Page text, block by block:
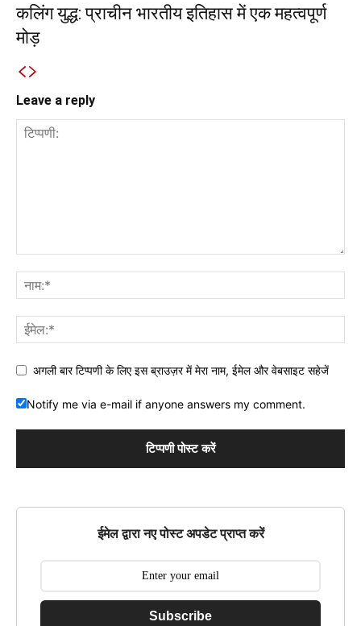
कलिंग युद्ध: प्राचीन भारतीय इतिहास में एक महत्वपूर्ण
मोड़
Leave a reply
अगली बार टिप्पणी के लिए इस ब्राउज़र में मेरा नाम, ईमेल और वेबसाइट सहेजें
Notify me via e-mail if anyone answers my comment.
ईमेल द्वारा नए पोस्ट अपडेट प्राप्त करें
Subscribe